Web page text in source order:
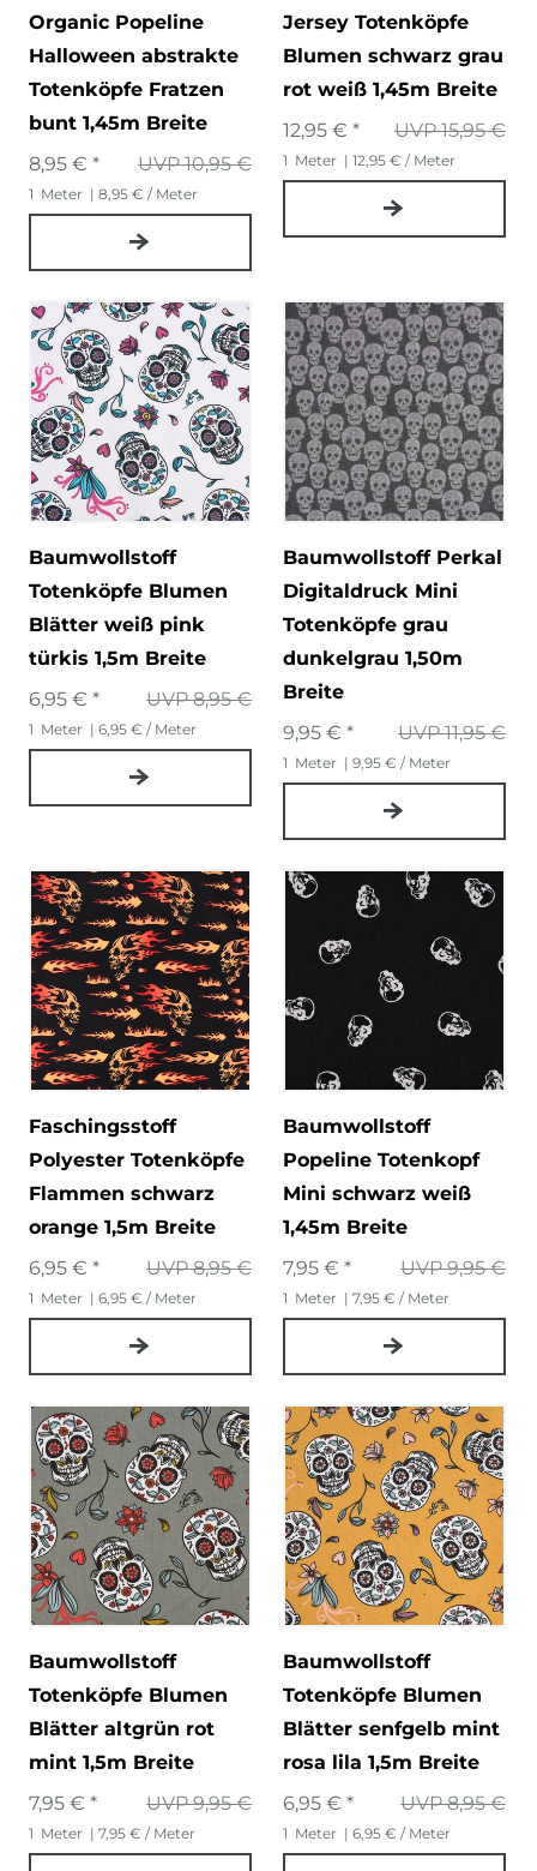
Organic Popeline
Halloween abstrakte
Totenköpfe Fratzen
bunt 1,45m Breite
UVP 10,95 €
8,95 € *
1 Meter | 8,95 € / Meter
Jersey Totenköpfe
Blumen schwarz grau
rot weiß 1,45m Breite
UVP 15,95 €
12,95 € *
1 Meter | 12,95 € / Meter
Baumwollstoff
Totenköpfe Blumen
Blätter weiß pink
türkis 1,5m Breite
UVP 8,95 €
6,95 € *
1 Meter | 6,95 € / Meter
Baumwollstoff Perkal
Digitaldruck Mini
Totenköpfe grau
dunkelgrau 1,50m
Breite
UVP 11,95 €
9,95 € *
1 Meter | 9,95 € / Meter
Faschingsstoff
Polyester Totenköpfe
Flammen schwarz
orange 1,5m Breite
UVP 8,95 €
6,95 € *
1 Meter | 6,95 € / Meter
Baumwollstoff
Popeline Totenkopf
Mini schwarz weiß
1,45m Breite
UVP 9,95 €
7,95 € *
1 Meter | 7,95 € / Meter
Baumwollstoff
Totenköpfe Blumen
Blätter altgrün rot
mint 1,5m Breite
UVP 9,95 €
7,95 € *
1 Meter | 7,95 € / Meter
Baumwollstoff
Totenköpfe Blumen
Blätter senfgelb mint
rosa lila 1,5m Breite
UVP 8,95 €
6,95 € *
1 Meter | 6,95 € / Meter